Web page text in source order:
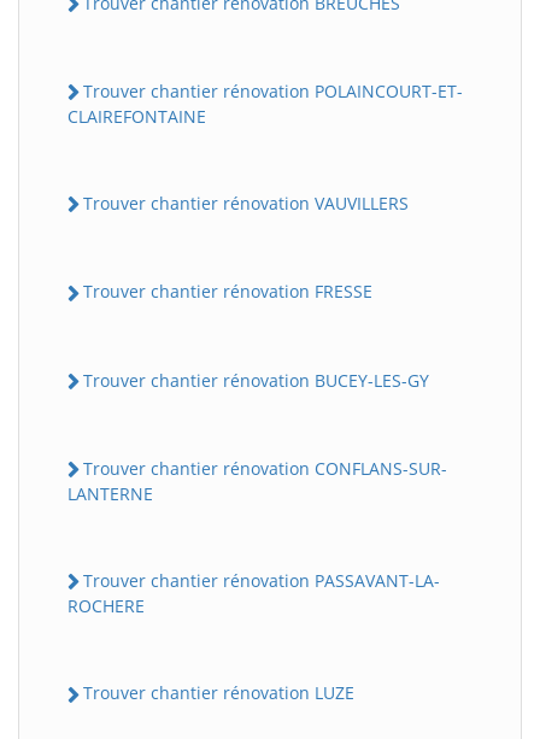
Trouver chantier rénovation POLAINCOURT-ET-
CLAIREFONTAINE
Trouver chantier rénovation VAUVILLERS
Trouver chantier rénovation FRESSE
Trouver chantier rénovation BUCEY-LES-GY
Trouver chantier rénovation CONFLANS-SUR-
LANTERNE
Trouver chantier rénovation PASSAVANT-LA-
ROCHERE
Trouver chantier rénovation LUZE